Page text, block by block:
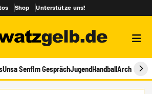
Shop Unterstütze uns!
Unsa SenfIm GesprächJugendHandballArchiv